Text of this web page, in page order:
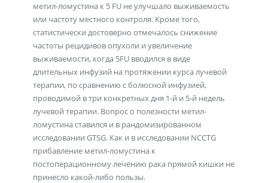
метил-ломустина к 5 FU не улучшало выживаемость
или частоту местного контроля. Кроме того,
статистически достоверно отмечалось снижение
частоты рецидивов опухоли и увеличение
выживаемости, когда 5FU вводился в виде
длительных инфузий на протяжении курса лучевой
терапии, по сравнению с болюсной инфузией,
проводимой в три конкретных дня 1-й и 5-й недель
лучевой терапии. Вопрос о полезности метил-
ломустина ставился и в рандомизированном
исследовании GTSG. Как и в исследовании NCCTG
прибавление метил-ломустина к
постоперационному лечению рака прямой кишки не
принесло какой-либо пользы.